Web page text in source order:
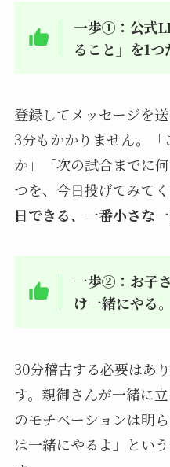
一歩①：公式
ること」を1つ
登録してメッセージを
3分もかかりません。
か」「次の試合までに
つを、今日投げてみてく
日できる、一番小さな
一歩②：お子
け一緒にやる。
30分稽古する必要はあ
す。親御さんが一緒に
のモチベーションは明
は一緒にやるよ」とい